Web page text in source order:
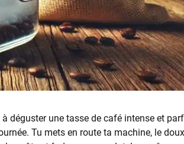
déguster une tasse de café intense et
Tu mets en route ta machine, le